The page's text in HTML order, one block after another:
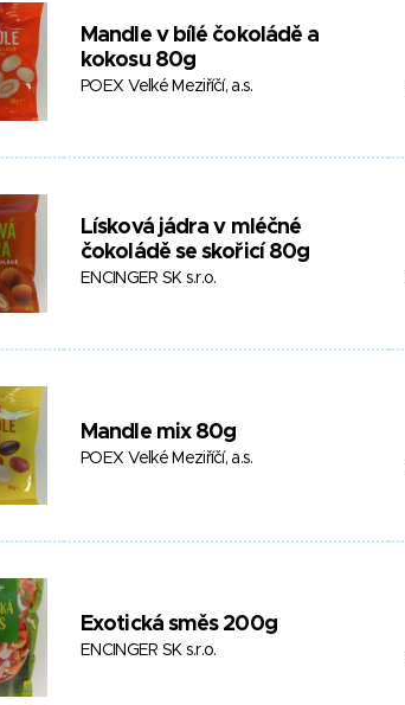
Mandle v bílé čokoládě a
kokosu 80g
POEX Velké Meziříčí, a.s.
Lísková jádra v mléčné
čokoládě se skořicí 80g
ENCINGER SK s.r.o.
Mandle mix 80g
POEX Velké Meziříčí, a.s.
Exotická směs 200g
ENCINGER SK s.r.o.